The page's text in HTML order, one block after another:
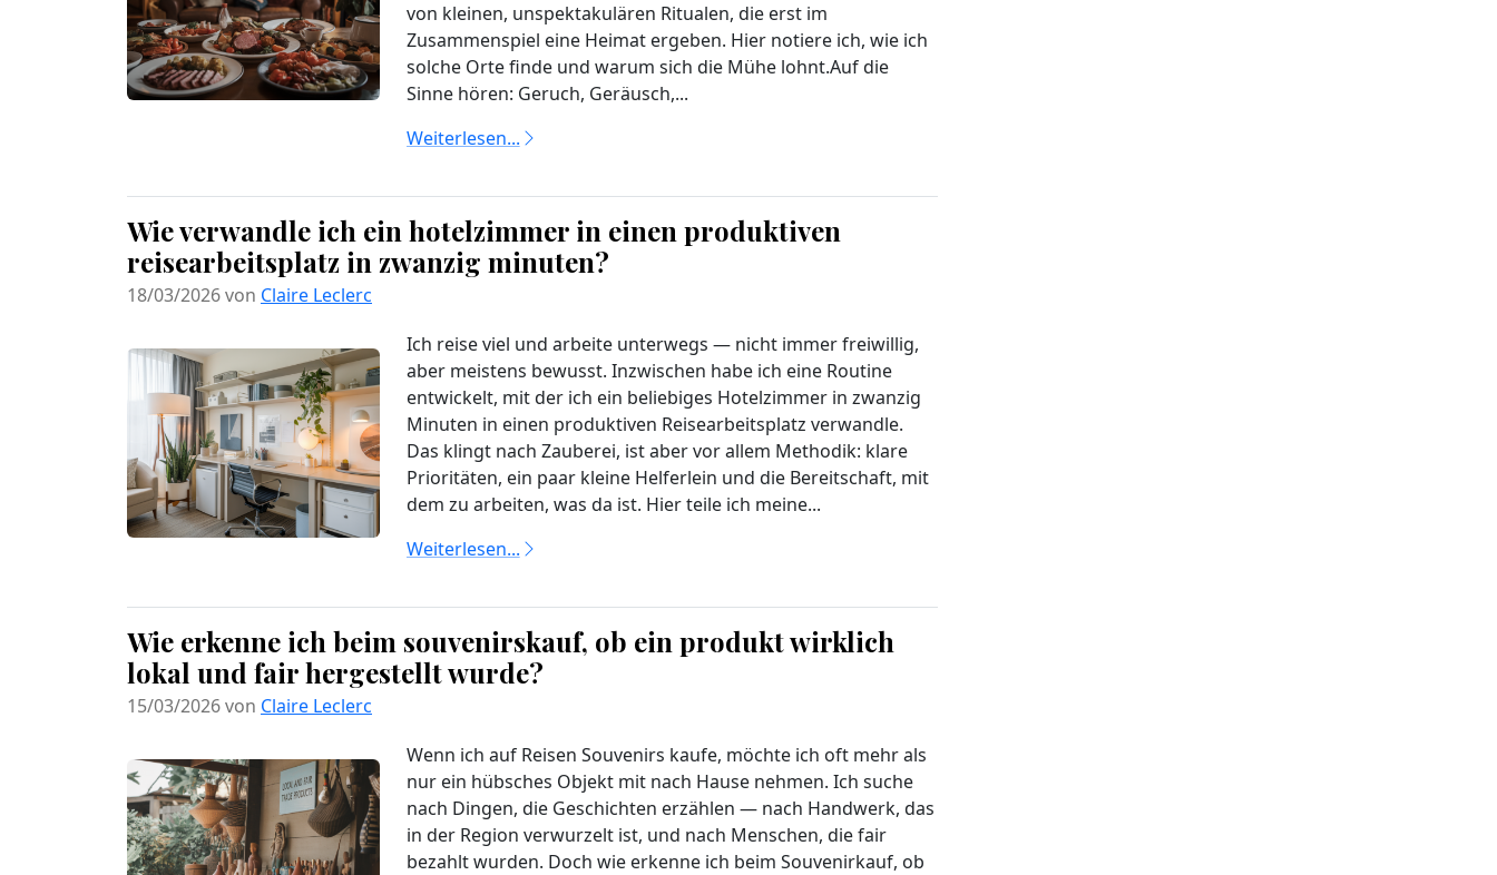
von kleinen, unspektakulären Ritualen, die erst im
Zusammenspiel eine Heimat ergeben. Hier notiere ich, wie ich
solche Orte finde und warum sich die Mühe lohnt.Auf die
Sinne hören: Geruch, Geräusch,...
Weiterlesen...
Wie verwandle ich ein hotelzimmer in einen produktiven
reisearbeitsplatz in zwanzig minuten?
18/03/2026 von Claire Leclerc
Ich reise viel und arbeite unterwegs — nicht immer freiwillig,
aber meistens bewusst. Inzwischen habe ich eine Routine
entwickelt, mit der ich ein beliebiges Hotelzimmer in zwanzig
Minuten in einen produktiven Reisearbeitsplatz verwandle.
Das klingt nach Zauberei, ist aber vor allem Methodik: klare
Prioritäten, ein paar kleine Helferlein und die Bereitschaft, mit
dem zu arbeiten, was da ist. Hier teile ich meine...
Weiterlesen...
Wie erkenne ich beim souvenirskauf, ob ein produkt wirklich
lokal und fair hergestellt wurde?
15/03/2026 von Claire Leclerc
Wenn ich auf Reisen Souvenirs kaufe, möchte ich oft mehr als
nur ein hübsches Objekt mit nach Hause nehmen. Ich suche
nach Dingen, die Geschichten erzählen — nach Handwerk, das
in der Region verwurzelt ist, und nach Menschen, die fair
bezahlt wurden. Doch wie erkenne ich beim Souvenirkauf, ob